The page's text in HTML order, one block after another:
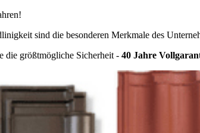
sind die besonderen Merkmale des
die größtmögliche Sicherheit - 40 Jahre